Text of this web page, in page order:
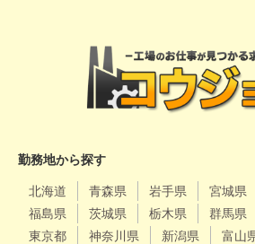
勤務地から探す
北海道 青森県 岩手県 宮城県
福島県
茨城県 栃木県 群馬県
東京都
神奈川県 新潟県 富山